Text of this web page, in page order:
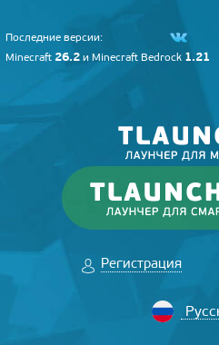
Последние версии:
Minecraft 26.2 и Minecraft Bedrock 1.21
Регистрация